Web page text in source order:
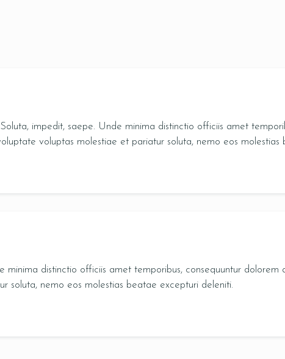
impedit, saepe. Unde minima distinctio officiis amet
voluptas molestiae et pariatur soluta, nemo eos molestias
minima distinctio officiis amet temporibus, consequuntur
soluta, nemo eos molestias beatae excepturi deleniti.